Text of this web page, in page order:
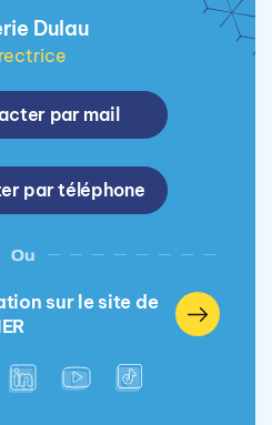
Dulau
par mail
par téléphone
Ou
sur le site de